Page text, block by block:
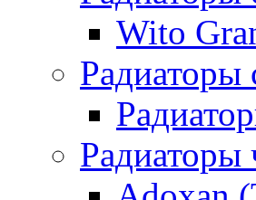
Wito
Радиаторы
Радиаторы